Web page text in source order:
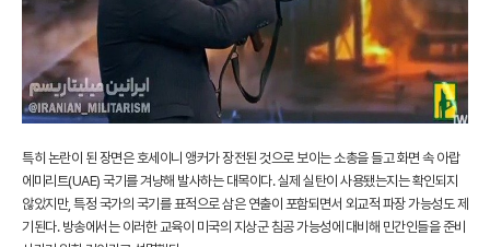
특히 논란이 된 장면은 호세이니 앵커가 장전된 것으로 보이는 소총을 들고 화면 속 아랍
에미리트(UAE) 국기를 겨냥해 발사하는 대목이다. 실제 실탄이 사용됐는지는 확인되지
않았지만, 특정 국가의 국기를 표적으로 삼은 연출이 포함되면서 외교적 파장 가능성도 제
기된다. 방송에서는 이러한 교육이 미국의 지상군 침공 가능성에 대비해 민간인들을 준비